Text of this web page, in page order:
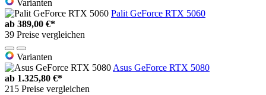
Varianten
Palit GeForce RTX 5060
ab 389,00 €*
39 Preise vergleichen
Varianten
Asus GeForce RTX 5080
ab 1.325,80 €*
215 Preise vergleichen